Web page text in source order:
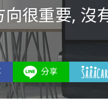
向很重要, 沒